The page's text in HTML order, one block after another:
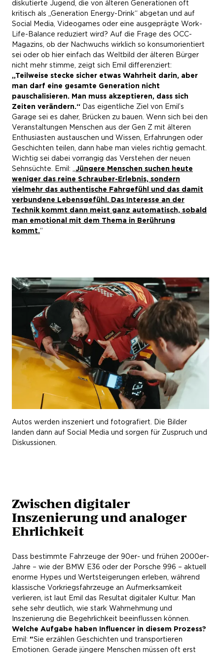
diskutierte Jugend, die von älteren Generationen oft
kritisch als „Generation Energy-Drink“ abgetan und auf
Social Media, Videogames oder eine ausgeprägte Work-
Life-Balance reduziert wird? Auf die Frage des OCC-
Magazins, ob der Nachwuchs wirklich so konsumorientiert
sei oder ob hier einfach das Weltbild der älteren Bürger
nicht mehr stimme, zeigt sich Emil differenziert:
„Teilweise stecke sicher etwas Wahrheit darin, aber
man darf eine gesamte Generation nicht
pauschalisieren. Man muss akzeptieren, dass sich
Zeiten verändern.“ Das eigentliche Ziel von Emil’s
Garage sei es daher, Brücken zu bauen. Wenn sich bei den
Veranstaltungen Menschen aus der Gen Z mit älteren
Enthusiasten austauschen und Wissen, Erfahrungen oder
Geschichten teilen, dann habe man vieles richtig gemacht.
Wichtig sei dabei vorrangig das Verstehen der neuen
Sehnsüchte. Emil: „ Jüngere Menschen suchen heute
weniger das reine Schrauber-Erlebnis, sondern
vielmehr das authentische Fahrgefühl und das damit
verbundene Lebensgefühl. Das Interesse an der
Technik kommt dann meist ganz automatisch, sobald
man emotional mit dem Thema in Berührung
kommt.“
Autos werden inszeniert und fotografiert. Die Bilder
landen dann auf Social Media und sorgen für Zuspruch und
Diskussionen.
Zwischen digitaler
Inszenierung und analoger
Ehrlichkeit
Dass bestimmte Fahrzeuge der 90er- und frühen 2000er-
Jahre – wie der BMW E36 oder der Porsche 996 – aktuell
enorme Hypes und Wertsteigerungen erleben, während
klassische Vorkriegsfahrzeuge an Aufmerksamkeit
verlieren, ist laut Emil das Resultat digitaler Kultur. Man
sehe sehr deutlich, wie stark Wahrnehmung und
Inszenierung die Begehrlichkeit beeinflussen können.
Welche Aufgabe haben Influencer in diesem Prozess?
Emil: "Sie erzählen Geschichten und transportieren
Emotionen. Gerade jüngere Menschen müssen oft erst